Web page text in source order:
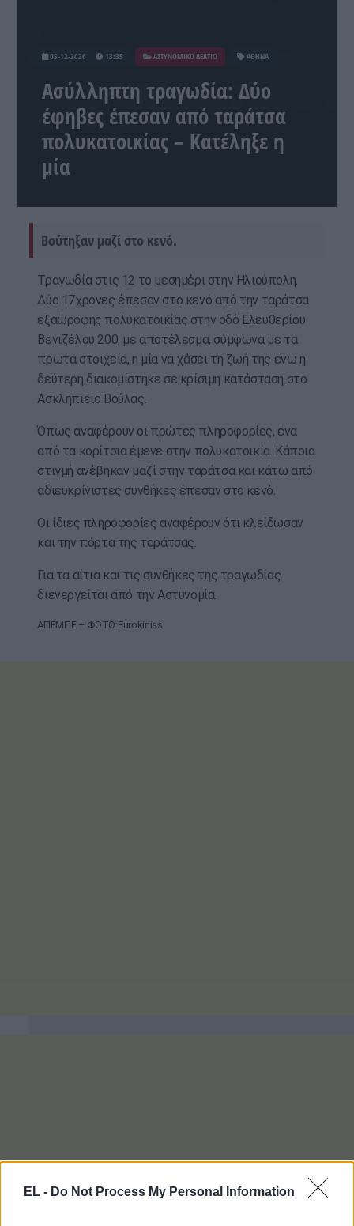
EL - Do Not Process My Personal Information
05-12-2026 13:35 ΑΣΤΥΝΟΜΙΚΟ ΔΕΛΤΙΟ ΑΘΗΝΑ
Ασύλληπτη τραγωδία: Δύο
έφηβες έπεσαν από ταράτσα
πολυκατοικίας – Κατέληξε η
μία
Βούτηξαν μαζί στο κενό.
Τραγωδία στις 12 το μεσημέρι στην Ηλιούπολη.
Δύο 17χρονες έπεσαν στο κενό από την ταράτσα
εξαώροφης πολυκατοικίας στην οδό Ελευθερίου
Βενιζέλου 200, με αποτέλεσμα, σύμφωνα με τα
πρώτα στοιχεία, η μία να χάσει τη ζωή της ενώ η
δεύτερη διακομίστηκε σε κρίσιμη κατάσταση στο
Ασκληπιείο Βούλας.
Όπως αναφέρουν οι πρώτες πληροφορίες, ένα
από τα κορίτσια έμενε στην πολυκατοικία. Κάποια
στιγμή ανέβηκαν μαζί στην ταράτσα και κάτω από
αδιευκρίνιστες συνθήκες έπεσαν στο κενό.
Οι ίδιες πληροφορίες αναφέρουν ότι κλείδωσαν
και την πόρτα της ταράτσας.
Για τα αίτια και τις συνθήκες της τραγωδίας
διενεργείται από την Αστυνομία.
ΑΠΕΜΠΕ – ΦΩΤΟ:Eurokinissi